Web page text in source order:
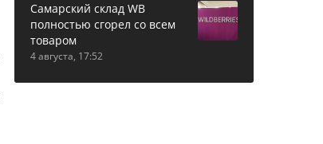
Самарский склад WB
полностью сгорел со всем
товаром
4 августа, 17:52